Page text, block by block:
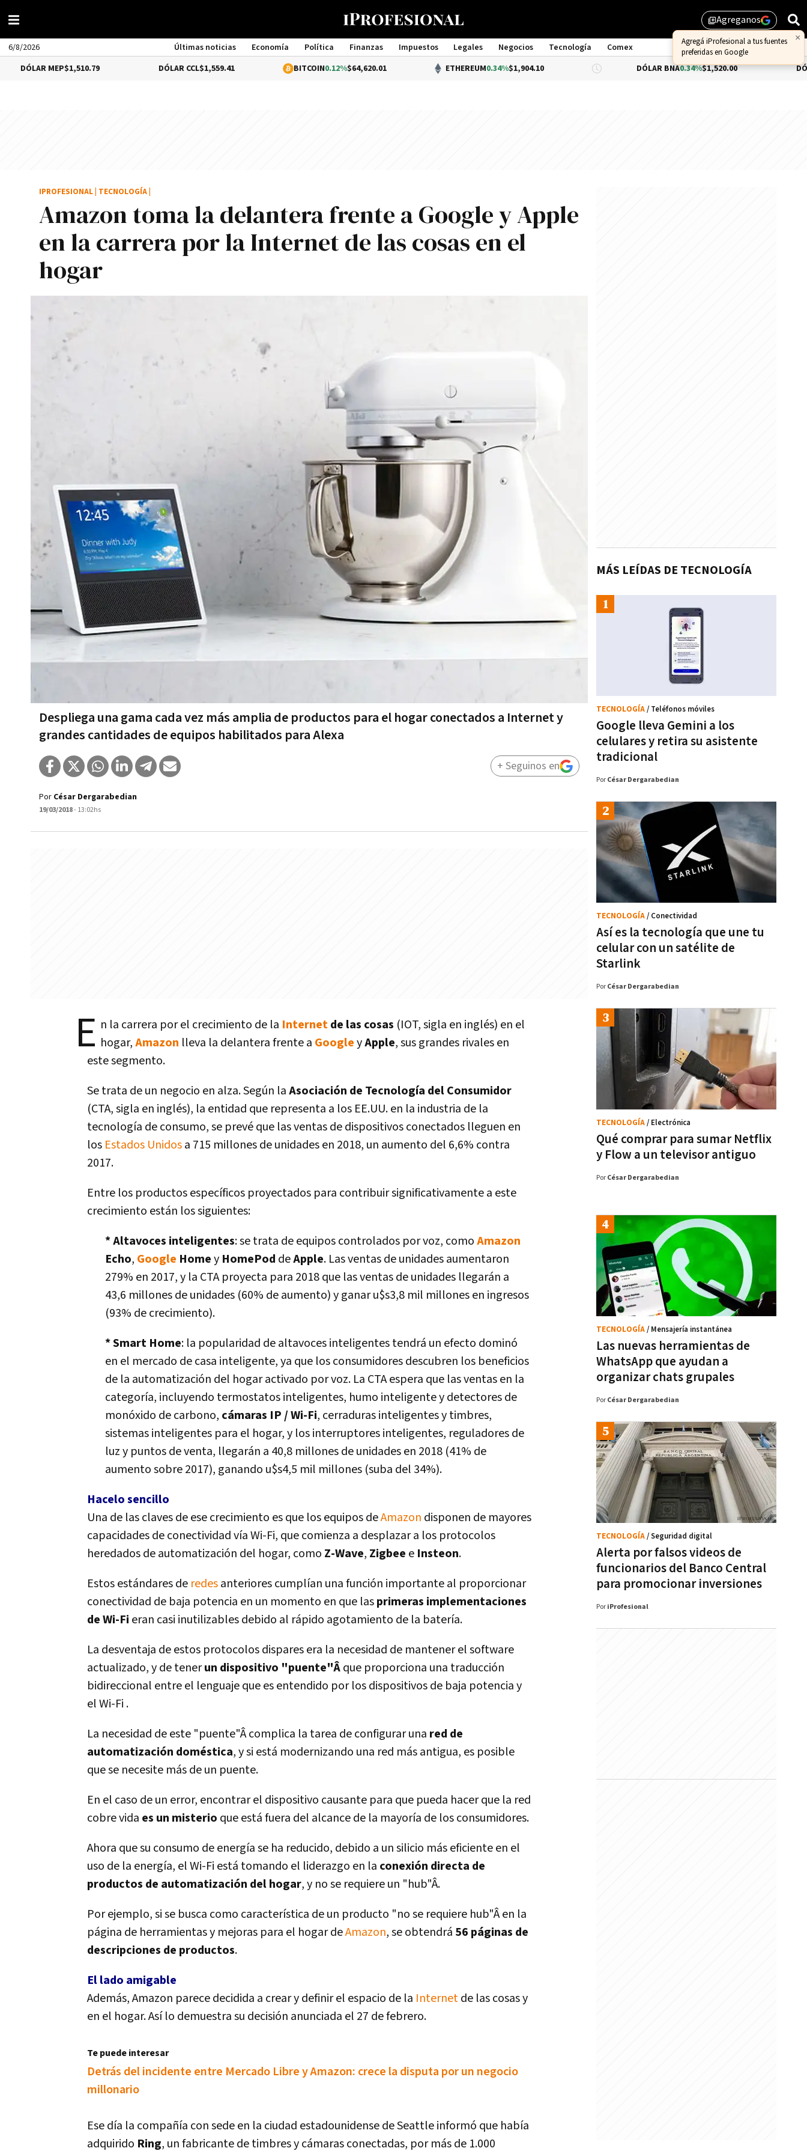
library_addAgreganos
6/8/2026 Últimas noticias Economía Política Finanzas Impuestos Legales Negocios Tecnología
Comex
Management
MEP$1,510.79 $1,559.41 BITCOIN0.12%$64,620.01 ETHEREUM 0.34%$1,904.10 DÓLAR BNA0.34%$1,520.00 DÓLAR BLUE-
Amazon toma la delantera frente a Google y Apple
en la carrera por la Internet de las cosas en el
hogar
Despliega una gama cada vez más amplia de productos para el hogar conectados a Internet y
grandes cantidades de equipos habilitados para Alexa
IPROFESIONAL TECNOLOGÍA
Por César Dergarabedian
19/03/2018- 13:02hs
+ Seguinos en
E n la carrera por el crecimiento de la Internetde las cosas (IOT, sigla en inglés) en el
hogar,Amazon lleva la delantera frente a GoogleyApple, sus grandes rivales en
este segmento.
Se trata de un negocio en alza. Según laAsociación de Tecnologí­a del Consumidor
(CTA, sigla en inglés), la entidad que representa a los EE.UU. en la industria de la
tecnologí­a de consumo, se prevé que las ventas de dispositivos conectados lleguen en
los Estados Unidosa 715 millones de unidades en 2018, un aumento del 6,6% contra
2017.
Entre los productos especí­ficos proyectados para contribuir significativamente a este
crecimiento están los siguientes:
* Altavoces inteligentes: se trata de equipos controlados por voz, comoAmazon
Echo, Google Homey HomePod deApple. Las ventas de unidades aumentaron
279% en 2017, y la CTA proyecta para 2018 que las ventas de unidades llegarán a
43,6 millones de unidades (60% de aumento) y ganar u$s3,8 mil millones en ingresos
(93% de crecimiento).
* Smart Home: la popularidad de altavoces inteligentes tendrá un efecto dominó
en el mercado de casa inteligente, ya que los consumidores descubren los beneficios
de la automatización del hogar activado por voz. La CTA espera que las ventas en la
categorí­a, incluyendo termostatos inteligentes, humo inteligente y detectores de
monóxido de carbono, cámaras IP / Wi-Fi, cerraduras inteligentes y timbres,
sistemas inteligentes para el hogar, y los interruptores inteligentes, reguladores de
luz y puntos de venta, llegarán a 40,8 millones de unidades en 2018 (41% de
aumento sobre 2017), ganando u$s4,5 mil millones (suba del 34%).
Hacelo sencillo
Una de las claves de ese crecimiento es que los equipos deAmazon disponen de mayores
capacidades de conectividad ví­a Wi-Fi, que comienza a desplazar a los protocolos
heredados de automatización del hogar, como Z-Wave, Zigbee e Insteon.
Estos estándares de redesanteriores cumplí­an una función importante al proporcionar
conectividad de baja potencia en un momento en que lasprimeras implementaciones
de Wi-Fi eran casi inutilizables debido al rápido agotamiento de la baterí­a.
La desventaja de estos protocolos dispares era la necesidad de mantener el software
actualizado, y de tenerun dispositivo "puente"Âque proporciona una traducción
bidireccional entre el lenguaje que es entendido por los dispositivos de baja potencia y
el Wi-Fi .
La necesidad de este "puente"Â complica la tarea de configurar una red de
automatización doméstica, y si está modernizando una red más antigua, es posible
que se necesite más de un puente.
En el caso de un error, encontrar el dispositivo causante para que pueda hacer que la red
cobre vida es un misterio que está fuera del alcance de la mayorí­a de los consumidores.
Ahora que su consumo de energí­a se ha reducido, debido a un silicio más eficiente en el
uso de la energí­a, el Wi-Fi está tomando el liderazgo en la conexión directa de
productos de automatización del hogar, y no se requiere un "hub"Â.
Por ejemplo, si se busca como caracterí­stica de un producto "no se requiere hub"Â en la
página de herramientas y mejoras para el hogar deAmazon, se obtendrá 56 páginas de
descripciones de productos.
El lado amigable
Además, Amazon parece decidida a crear y definir el espacio de la Internetde las cosas y
en el hogar. Así­ lo demuestra su decisión anunciada el 27 de febrero.
Te puede interesar
Detrás del incidente entre Mercado Libre y Amazon: crece la disputa por un negocio
millonario
Ese dí­a la compañí­a con sede en la ciudad estadounidense de Seattle informó que habí­a
adquirido Ring, un fabricante de timbres y cámaras conectadas, por más de 1.000
MÁS LEÍDAS DE TECNOLOGÍA
Google lleva Gemini a los
celulares y retira su asistente
tradicional
TECNOLOGÍA/ Teléfonos móviles
Por César Dergarabedian
Así es la tecnología que une tu
celular con un satélite de
Starlink
TECNOLOGÍA/ Conectividad
Por César Dergarabedian
Qué comprar para sumar Netflix
y Flow a un televisor antiguo
TECNOLOGÍA/ Electrónica
Por César Dergarabedian
Las nuevas herramientas de
WhatsApp que ayudan a
organizar chats grupales
TECNOLOGÍA/ Mensajería instantánea
Por César Dergarabedian
Alerta por falsos videos de
funcionarios del Banco Central
para promocionar inversiones
TECNOLOGÍA/ Seguridad digital
Por iProfesional